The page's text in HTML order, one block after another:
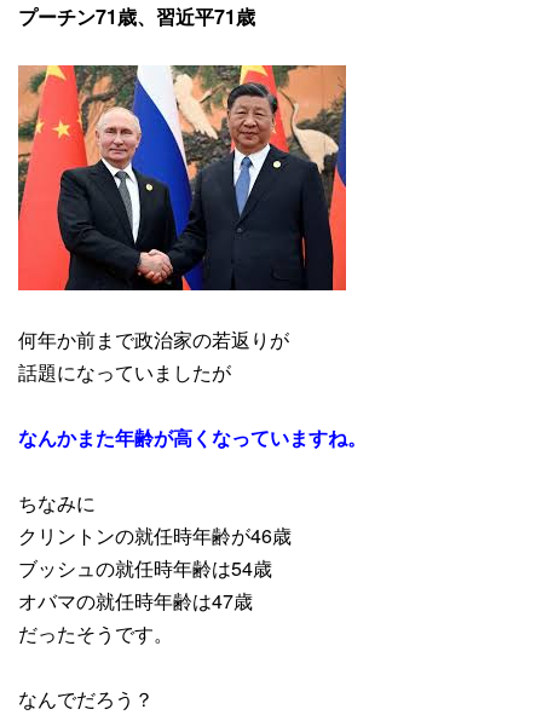
プーチン71歳、習近平71歳
何年か前まで政治家の若返りが
話題になっていましたが
なんかまた年齢が高くなっていますね。
ちなみに
クリントンの就任時年齢が46歳
ブッシュの就任時年齢は54歳
オバマの就任時年齢は47歳
だったそうです。
なんでだろう？